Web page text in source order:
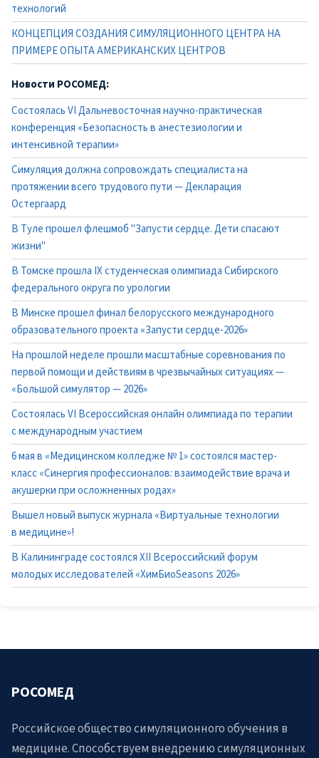
технологий
КОНЦЕПЦИЯ СОЗДАНИЯ СИМУЛЯЦИОННОГО ЦЕНТРА НА
ПРИМЕРЕ ОПЫТА АМЕРИКАНСКИХ ЦЕНТРОВ
Новости РОСОМЕД:
Состоялась VI Дальневосточная научно-практическая
конференция «Безопасность в анестезиологии и
интенсивной терапии»
Симуляция должна сопровождать специалиста на
протяжении всего трудового пути — Декларация
Остергаард
В Туле прошел флешмоб "Запусти сердце. Дети спасают
жизни"
В Томске прошла IX студенческая олимпиада Сибирского
федерального округа по урологии
В Минске прошел финал белорусского международного
образовательного проекта «Запусти сердце-2026»
На прошлой неделе прошли масштабные соревнования по
первой помощи и действиям в чрезвычайных ситуациях —
«Большой симулятор — 2026»
Состоялась VI Всероссийская онлайн олимпиада по терапии
с международным участием
6 мая в «Медицинском колледже № 1» состоялся мастер-
класс «Синергия профессионалов: взаимодействие врача и
акушерки при осложненных родах»
Вышел новый выпуск журнала «Виртуальные технологии
в медицине»!
В Калининграде состоялся XII Всероссийский форум
молодых исследователей «ХимБиоSeasons 2026»
РОСОМЕД
Российское общество симуляционного обучения в
медицине. Способствуем внедрению симуляционных